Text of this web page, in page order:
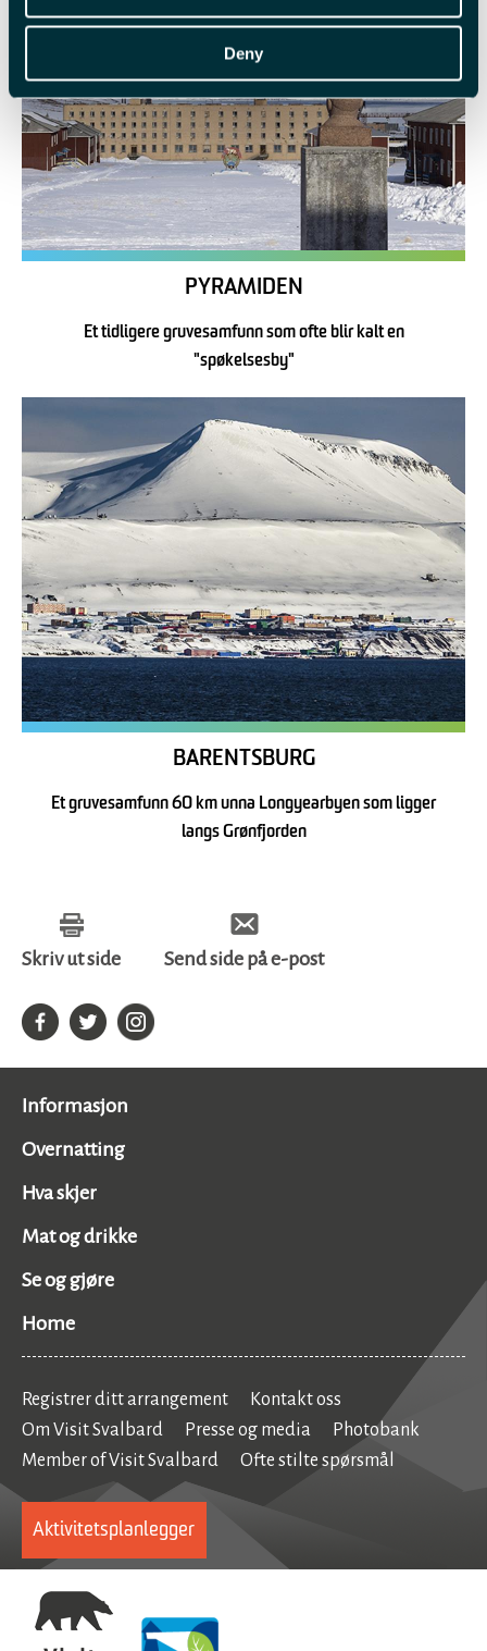
Deny
PYRAMIDEN
Et tidligere gruvesamfunn som ofte blir kalt en
"spøkelsesby"
BARENTSBURG
Et gruvesamfunn 60 km unna Longyearbyen som ligger
langs Grønfjorden
Skriv ut side Send side på e-post
Informasjon
Overnatting
Hva skjer
Mat og drikke
Se og gjøre
Home
Registrer ditt arrangement
Kontakt oss
Om Visit Svalbard
Presse og media
Photobank
Member of Visit Svalbard
Ofte stilte spørsmål
Aktivitetsplanlegger